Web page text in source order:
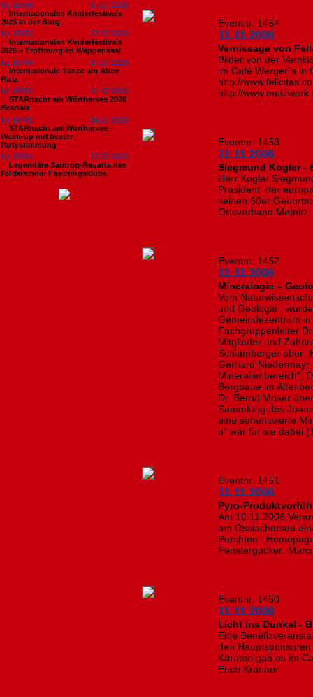
Nr. 18766
17.07.2026
Internationalen Kinderfestivals
2026 in der Burg
Nr. 18765
17.07.2026
Internationalen Kinderfestivals
2026 – Eröffnung im Wappensaal
Nr. 18764
17.07.2026
Internationale Tänze am Alten
Platz
Nr. 18763
14.07.2026
STARnacht am Wörthersee 2026
/Startalk
Nr. 18762
14.07.2026
STARnacht am Wörthersee –
Warm-up mit bester
Partystimmung
Nr. 18761
13.07.2026
Legendäre Sautrog-Regatta des
Feldkirchner Faschingsklubs
Eventnr. 1454
11.11.2006
Vernissage von
Bilder von der
im Café Werger´s in
http://
http://
Eventnr. 1453
11.11.2006
Siegmund Kogler -
Herr Kogler
Präsident der
seinen 60er
Ortsverband
Eventnr. 1452
11.11.2006
Mineralogie –
Vom
und Geologie ,
Gemeindezentrum
Fachgruppenleiter
Mitglieder und
Schlamberger über
Gerhard Niedermayr
Mineralienbereich“,
Bergbaue im
Dr. Bernd Moser
Sammlung des
eine sehenswerte
b“ war für sie dabei
Eventnr. 1451
11.11.2006
Pyro-
Am 10.11.2006
am Ossiachersee
Perchten .
Fenstergucker:
Eventnr. 1450
11.11.2006
Licht ins Dunkel -
Eine
den
Kärnten gab es im
Erich Kranner